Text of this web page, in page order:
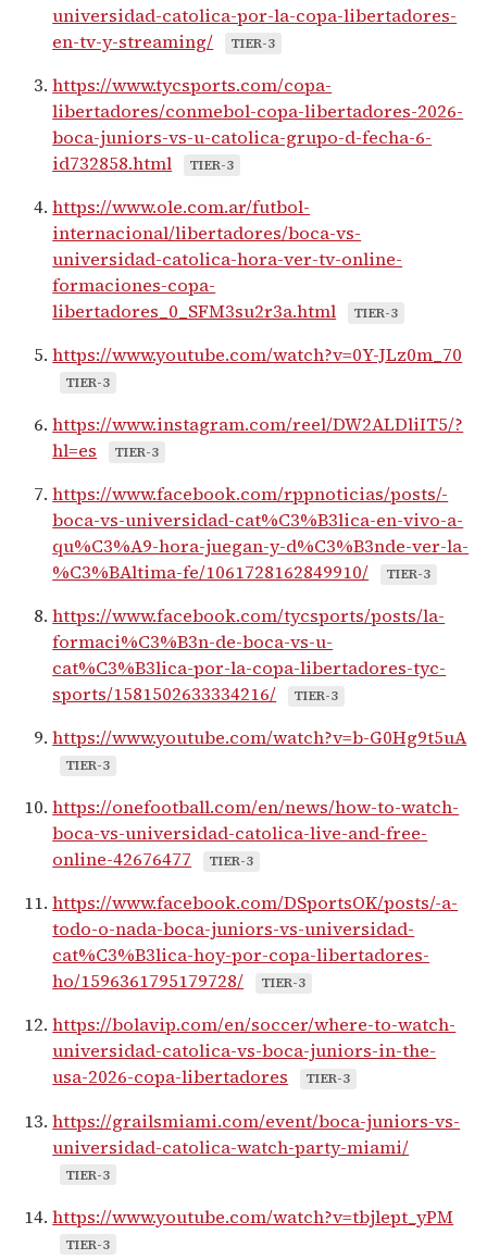
universidad-catolica-por-la-copa-libertadores-
en-tv-y-streaming/
TIER-3
https://www.tycsports.com/copa-
libertadores/conmebol-copa-libertadores-2026-
boca-juniors-vs-u-catolica-grupo-d-fecha-6-
id732858.html
TIER-3
https://www.ole.com.ar/futbol-
internacional/libertadores/boca-vs-
universidad-catolica-hora-ver-tv-online-
formaciones-copa-
libertadores_0_SFM3su2r3a.html
TIER-3
https://www.youtube.com/watch?v=0Y-JLz0m_70
TIER-3
https://www.instagram.com/reel/DW2ALDliIT5/?
hl=es
TIER-3
https://www.facebook.com/rppnoticias/posts/-
boca-vs-universidad-cat%C3%B3lica-en-vivo-a-
qu%C3%A9-hora-juegan-y-d%C3%B3nde-ver-la-
%C3%BAltima-fe/1061728162849910/
TIER-3
https://www.facebook.com/tycsports/posts/la-
formaci%C3%B3n-de-boca-vs-u-
cat%C3%B3lica-por-la-copa-libertadores-tyc-
sports/1581502633334216/
TIER-3
https://www.youtube.com/watch?v=b-G0Hg9t5uA
TIER-3
https://onefootball.com/en/news/how-to-watch-
boca-vs-universidad-catolica-live-and-free-
online-42676477
TIER-3
https://www.facebook.com/DSportsOK/posts/-a-
todo-o-nada-boca-juniors-vs-universidad-
cat%C3%B3lica-hoy-por-copa-libertadores-
ho/1596361795179728/
TIER-3
https://bolavip.com/en/soccer/where-to-watch-
universidad-catolica-vs-boca-juniors-in-the-
usa-2026-copa-libertadores
TIER-3
https://grailsmiami.com/event/boca-juniors-vs-
universidad-catolica-watch-party-miami/
TIER-3
https://www.youtube.com/watch?v=tbjlept_yPM
TIER-3